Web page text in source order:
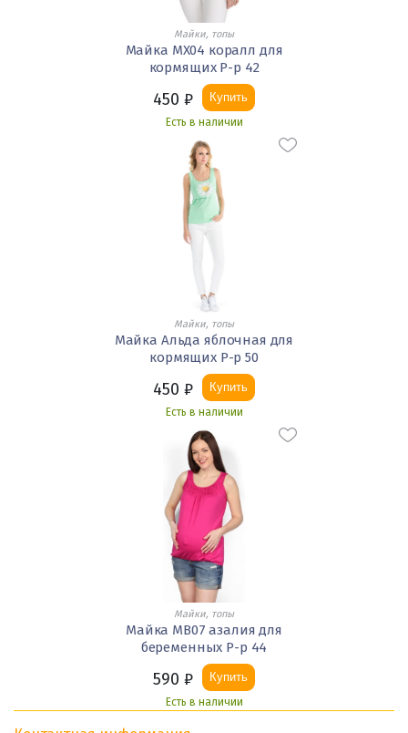
Майки, топы
Майка МХ04 коралл для
кормящих Р-р 42
450 ₽ Купить
Есть в наличии
Майки, топы
Майка Альда яблочная для
кормящих Р-р 50
450 ₽ Купить
Есть в наличии
Майки, топы
Майка МВ07 азалия для
беременных Р-р 44
590 ₽ Купить
Есть в наличии